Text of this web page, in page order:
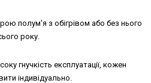
полум'я з обігрівом або без нього
року.
гнучкість експлуатації, кожен
індивідуально.